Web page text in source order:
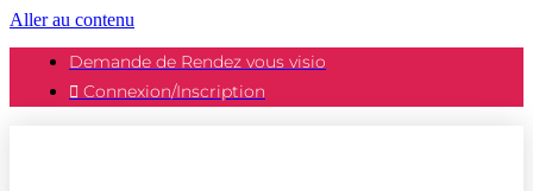
Aller au contenu
Demande de Rendez vous visio
Connexion/Inscription